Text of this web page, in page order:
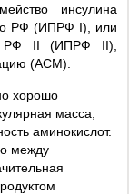
инсулина
РФ (ИПРФ I), или
РФ II (ИПРФ II),
(АСМ).
хорошо
масса,
аминокислот.
между